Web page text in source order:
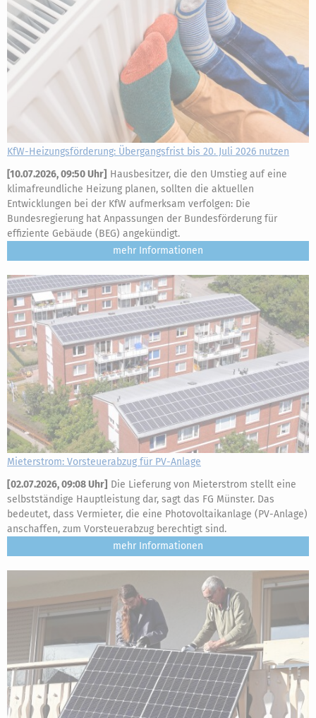
KfW-Heizungsförderung: Übergangsfrist bis 20. Juli 2026 nutzen
[10.07.2026, 09:50 Uhr] Hausbesitzer, die den Umstieg auf eine
klimafreundliche Heizung planen, sollten die aktuellen
Entwicklungen bei der KfW aufmerksam verfolgen: Die
Bundesregierung hat Anpassungen der Bundesförderung für
effiziente Gebäude (BEG) angekündigt.
mehr
Mieterstrom: Vorsteuerabzug für PV-Anlage
[02.07.2026, 09:08 Uhr] Die Lieferung von Mieterstrom stellt eine
selbstständige Hauptleistung dar, sagt das FG Münster. Das
bedeutet, dass Vermieter, die eine Photovoltaikanlage (PV-Anlage)
anschaffen, zum Vorsteuerabzug berechtigt sind.
mehr